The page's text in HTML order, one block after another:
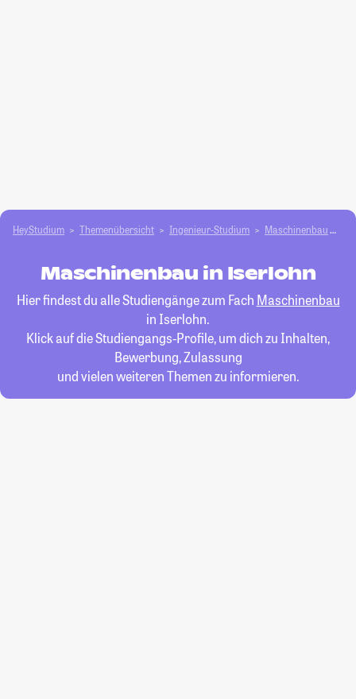
HeyStudium Themenübersicht Ingenieur-Studium Maschinenbau
Maschinenbau in Iserlohn
Hier findest du alle Studiengänge zum Fach Maschinenbau
in Iserlohn.
Klick auf die Studiengangs-Profile, um dich zu Inhalten,
Bewerbung, Zulassung
und vielen weiteren Themen zu informieren.